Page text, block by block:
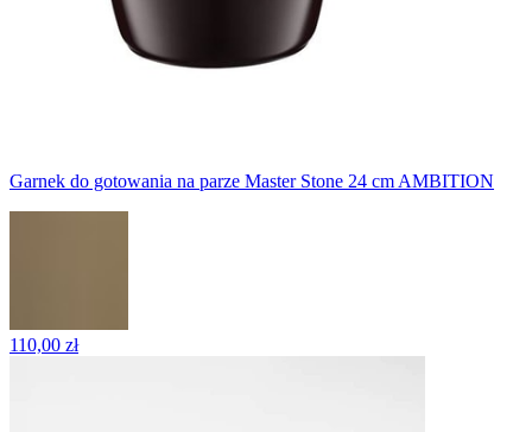
Garnek do gotowania na parze Master Stone 24 cm AMBITION
110,00 zł